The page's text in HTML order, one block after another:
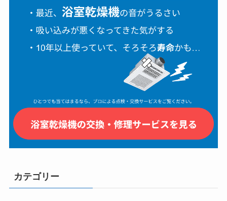
カテゴリー